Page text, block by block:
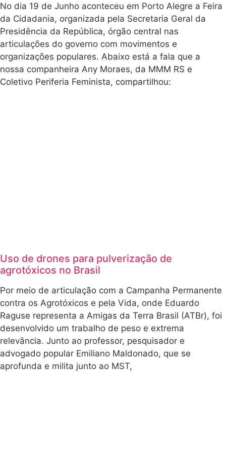
No dia 19 de Junho aconteceu em Porto Alegre a Feira
da Cidadania, organizada pela Secretaria Geral da
Presidência da República, órgão central nas
articulações do governo com movimentos e
organizações populares. Abaixo está a fala que a
nossa companheira Any Moraes, da MMM RS e
Coletivo Periferia Feminista, compartilhou:
Uso de drones para pulverização de
agrotóxicos no Brasil
Por meio de articulação com a Campanha Permanente
contra os Agrotóxicos e pela Vida, onde Eduardo
Raguse representa a Amigas da Terra Brasil (ATBr), foi
desenvolvido um trabalho de peso e extrema
relevância. Junto ao professor, pesquisador e
advogado popular Emiliano Maldonado, que se
aprofunda e milita junto ao MST,